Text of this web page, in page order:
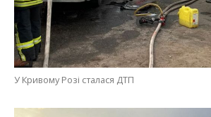
У Кривому Розі сталася ДТП